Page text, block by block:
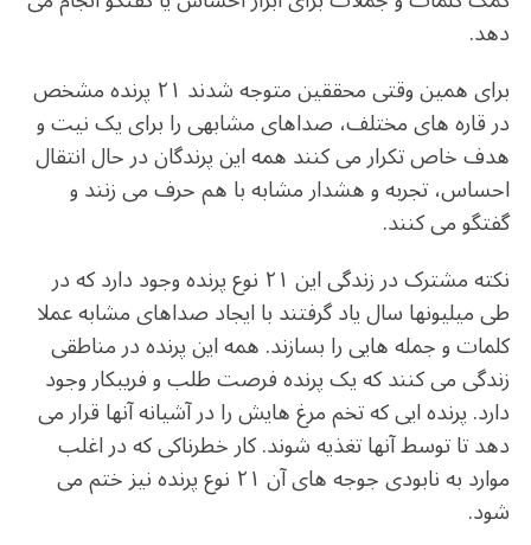
دهد.
برای همین وقتی محققین متوجه شدند ۲۱ پرنده مشخص
در قاره های مختلف، صداهای مشابهی را برای یک نیت و
هدف خاص تکرار می کنند همه این پرندگان در حال انتقال
احساس، تجربه و هشدار مشابه با هم حرف می زنند و
گفتگو می کنند.
نکته مشترک در زندگی این ۲۱ نوع پرنده وجود دارد که در
طی میلیونها سال یاد گرفتند با ایجاد صداهای مشابه عملا
کلمات و جمله هایی را بسازند. همه این پرنده در مناطقی
زندگی می کنند که یک پرنده فرصت طلب و فریبکار وجود
دارد. پرنده ایی که تخم مرغ هایش را در آشیانه آنها قرار می
دهد تا توسط آنها تغذیه شوند. کار خطرناکی که در اغلب
موارد به نابودی جوجه های آن ۲۱ نوع پرنده نیز ختم می
شود.